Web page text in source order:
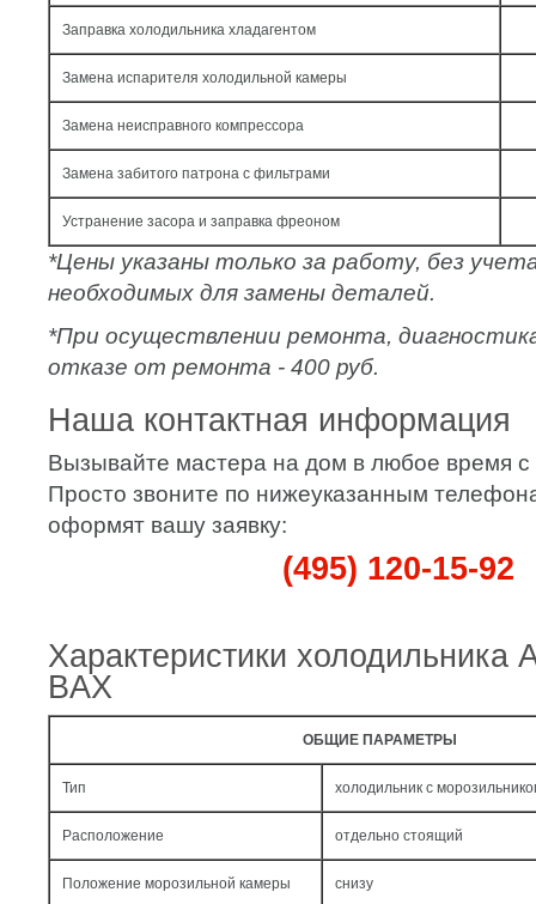
Заправка холодильника хладагентом
Замена испарителя холодильной камеры
Замена неисправного компрессора
Замена забитого патрона с фильтрами
Устранение засора и заправка фреоном
*Цены указаны только за работу, без
необходимых для замены деталей.
*При осуществлении ремонта,
отказе от ремонта - 400 руб.
Наша контактная информация
Вызывайте мастера на дом в любое время с
Просто звоните по нижеуказанным
оформят вашу заявку:
(495) 120-15-92
Характеристики холодильника
BAX
ОБЩИЕ ПАРАМЕТРЫ
Тип холодильник с
Расположение отдельно стоящий
Положение морозильной камеры снизу